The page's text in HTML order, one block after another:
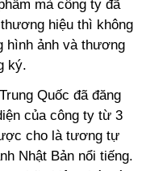
mà công ty đã
hiệu thì không
hình ảnh và thương
ký.
Quốc đã đăng
của công ty từ 3
cho là tương tự
Nhật Bản nổi tiếng.